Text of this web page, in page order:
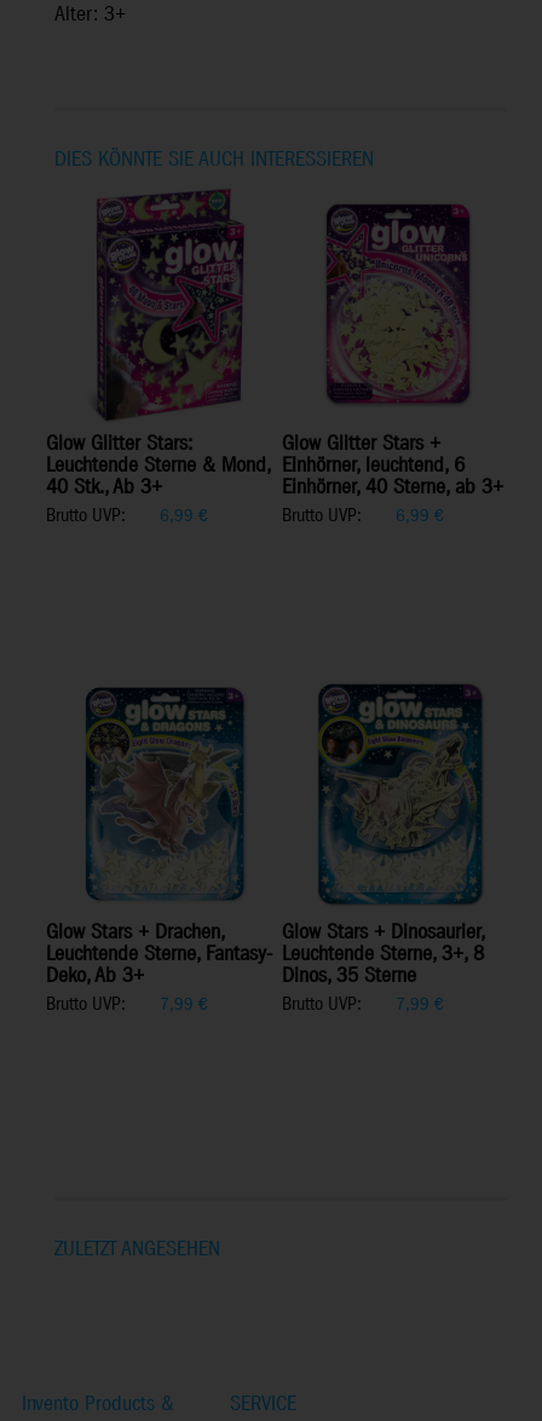
Alter: 3+
DIES KÖNNTE SIE AUCH INTERESSIEREN
Glow Glitter Stars:
Leuchtende Sterne & Mond,
40 Stk., Ab 3+
Brutto UVP: 6,99 €
Glow Glitter Stars +
Einhörner, leuchtend, 6
Einhörner, 40 Sterne, ab 3+
Brutto UVP: 6,99 €
Glow Stars + Drachen,
Leuchtende Sterne, Fantasy-
Deko, Ab 3+
Brutto UVP: 7,99 €
Glow Stars + Dinosaurier,
Leuchtende Sterne, 3+, 8
Dinos, 35 Sterne
Brutto UVP: 7,99 €
ZULETZT ANGESEHEN
Invento Products &
SERVICE